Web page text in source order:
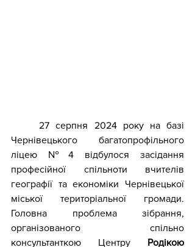
Чернівецького багатопрофільного
ліцею №4 відбулося засідання
професійної спільноти вчителів
географії та економіки Чернівецької
міської територіальної громади.
організованого спільно
консультанткою Центру Родікою